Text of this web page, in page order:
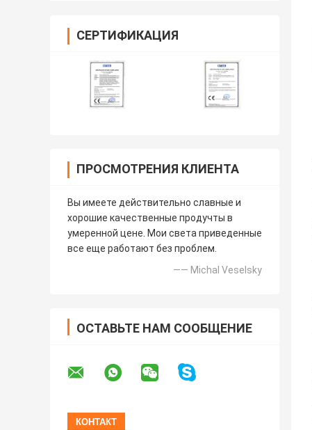
СЕРТИФИКАЦИЯ
ПРОСМОТРЕНИЯ КЛИЕНТА
Вы имеете действительно славные и
хорошие качественные продучты в
умеренной цене. Мои света приведенные
все еще работают без проблем.
—— Michal Veselsky
ОСТАВЬТЕ НАМ СООБЩЕНИЕ